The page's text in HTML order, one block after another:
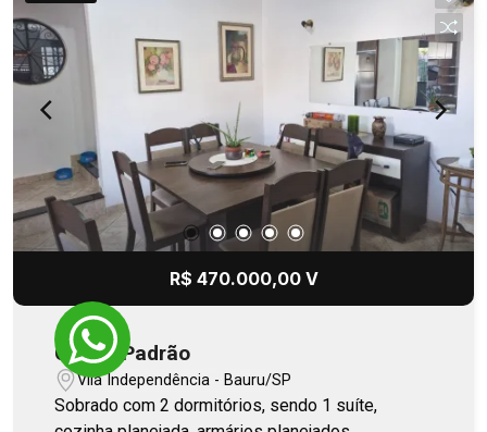
R$ 470.000,00 V
Casa - Padrão
Vila Independência - Bauru/SP
Sobrado com 2 dormitórios, sendo 1 suíte,